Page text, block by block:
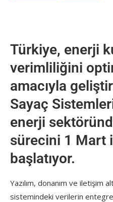
Türkiye, enerji
verimliliğini
amacıyla
Sayaç
enerji
sürecini 1 Mart
başlatıyor.
Yazılım, donanım ve iletişim
sistemindeki verilerin